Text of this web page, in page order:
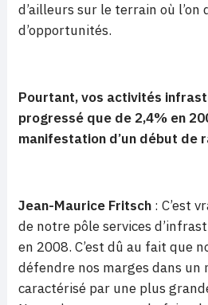
d’ailleurs sur le terrain où l’on
d’opportunités.
Pourtant, vos activités
progressé que de 2,4% en
manifestation d’un début de
Jean-Maurice Fritsch : C’est
de notre pôle services
en 2008. C’est dû au fait que
défendre nos marges dans un
caractérisé par une plus